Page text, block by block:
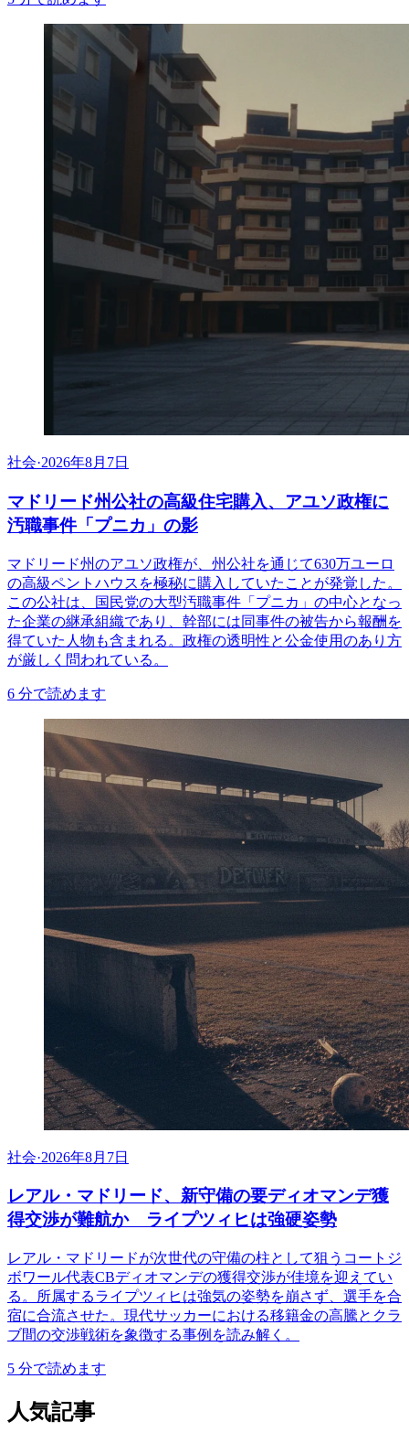
社会·2026年8月7日
マドリード州公社の高級住宅購入、アユソ政権に
汚職事件「プニカ」の影
マドリード州のアユソ政権が、州公社を通じて630万ユーロ
の高級ペントハウスを極秘に購入していたことが発覚した。
この公社は、国民党の大型汚職事件「プニカ」の中心となっ
た企業の継承組織であり、幹部には同事件の被告から報酬を
得ていた人物も含まれる。政権の透明性と公金使用のあり方
が厳しく問われている。
6 分で読めます
社会·2026年8月7日
レアル・マドリード、新守備の要ディオマンデ獲
得交渉が難航か ライプツィヒは強硬姿勢
レアル・マドリードが次世代の守備の柱として狙うコートジ
ボワール代表CBディオマンデの獲得交渉が佳境を迎えてい
る。所属するライプツィヒは強気の姿勢を崩さず、選手を合
宿に合流させた。現代サッカーにおける移籍金の高騰とクラ
ブ間の交渉戦術を象徴する事例を読み解く。
5 分で読めます
人気記事